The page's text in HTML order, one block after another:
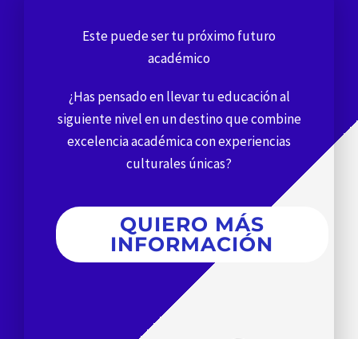
Este puede ser tu próximo futuro
académico
¿Has pensado en llevar tu educación al
siguiente nivel en un destino que combine
excelencia académica con experiencias
culturales únicas?
QUIERO MÁS
INFORMACIÓN